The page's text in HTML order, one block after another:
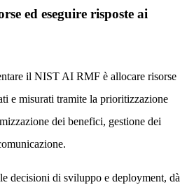
ed eseguire risposte ai
il NIST AI RMF è allocare risorse
e misurati tramite la prioritizzazione
dei benefici, gestione dei
decisioni di sviluppo e deployment, dà